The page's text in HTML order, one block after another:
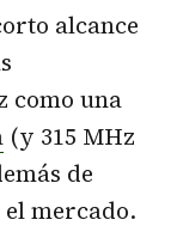
alcance
como una
(y 315 MHz
de
el mercado.